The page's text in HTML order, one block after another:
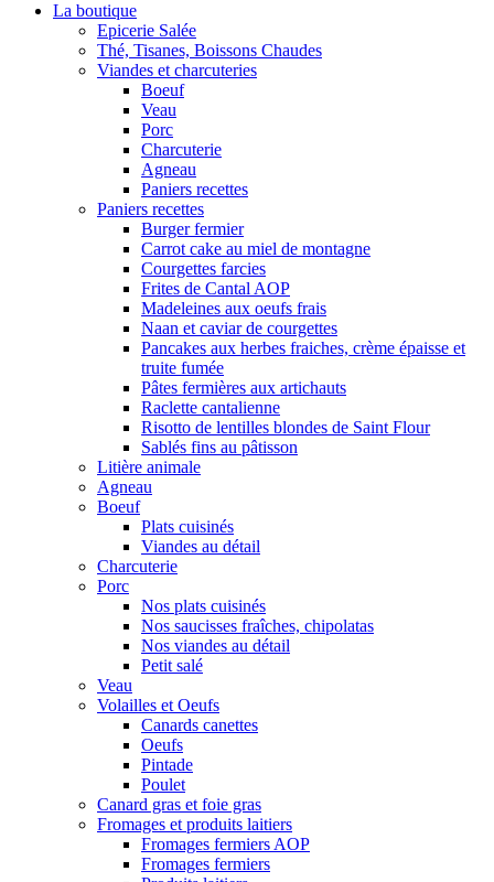
La boutique
Epicerie Salée
Thé, Tisanes, Boissons Chaudes
Viandes et charcuteries
Boeuf
Veau
Porc
Charcuterie
Agneau
Paniers recettes
Paniers recettes
Burger fermier
Carrot cake au miel de montagne
Courgettes farcies
Frites de Cantal AOP
Madeleines aux oeufs frais
Naan et caviar de courgettes
Pancakes aux herbes fraiches, crème épaisse et
truite fumée
Pâtes fermières aux artichauts
Raclette cantalienne
Risotto de lentilles blondes de Saint Flour
Sablés fins au pâtisson
Litière animale
Agneau
Boeuf
Plats cuisinés
Viandes au détail
Charcuterie
Porc
Nos plats cuisinés
Nos saucisses fraîches, chipolatas
Nos viandes au détail
Petit salé
Veau
Volailles et Oeufs
Canards canettes
Oeufs
Pintade
Poulet
Canard gras et foie gras
Fromages et produits laitiers
Fromages fermiers AOP
Fromages fermiers